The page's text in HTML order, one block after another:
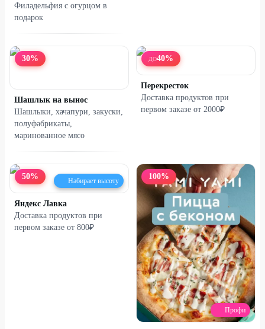
Филадельфия с огурцом в
подарок
30%
Шашлык на вынос
Шашлыки, хачапури, закуски,
полуфабрикаты,
маринованное мясо
ДО40%
Перекресток
Доставка продуктов при
первом заказе от 2000₽
50% Набирает высоту
Яндекс Лавка
Доставка продуктов при
первом заказе от 800₽
100%
Профи